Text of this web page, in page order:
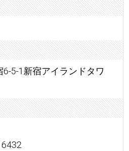
5-1新宿アイランドタワ